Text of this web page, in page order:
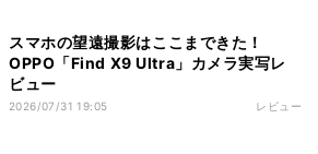
スマホの望遠撮影はここまできた！
OPPO「Find X9 Ultra」カメラ実写レ
ビュー
2026/07/31 19:05 レビュー